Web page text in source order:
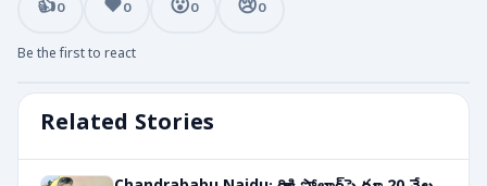
Related Stories
👍0 ❤️0 😮0 😢0
Be the first to react